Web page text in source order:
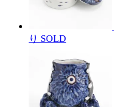
り SOLD